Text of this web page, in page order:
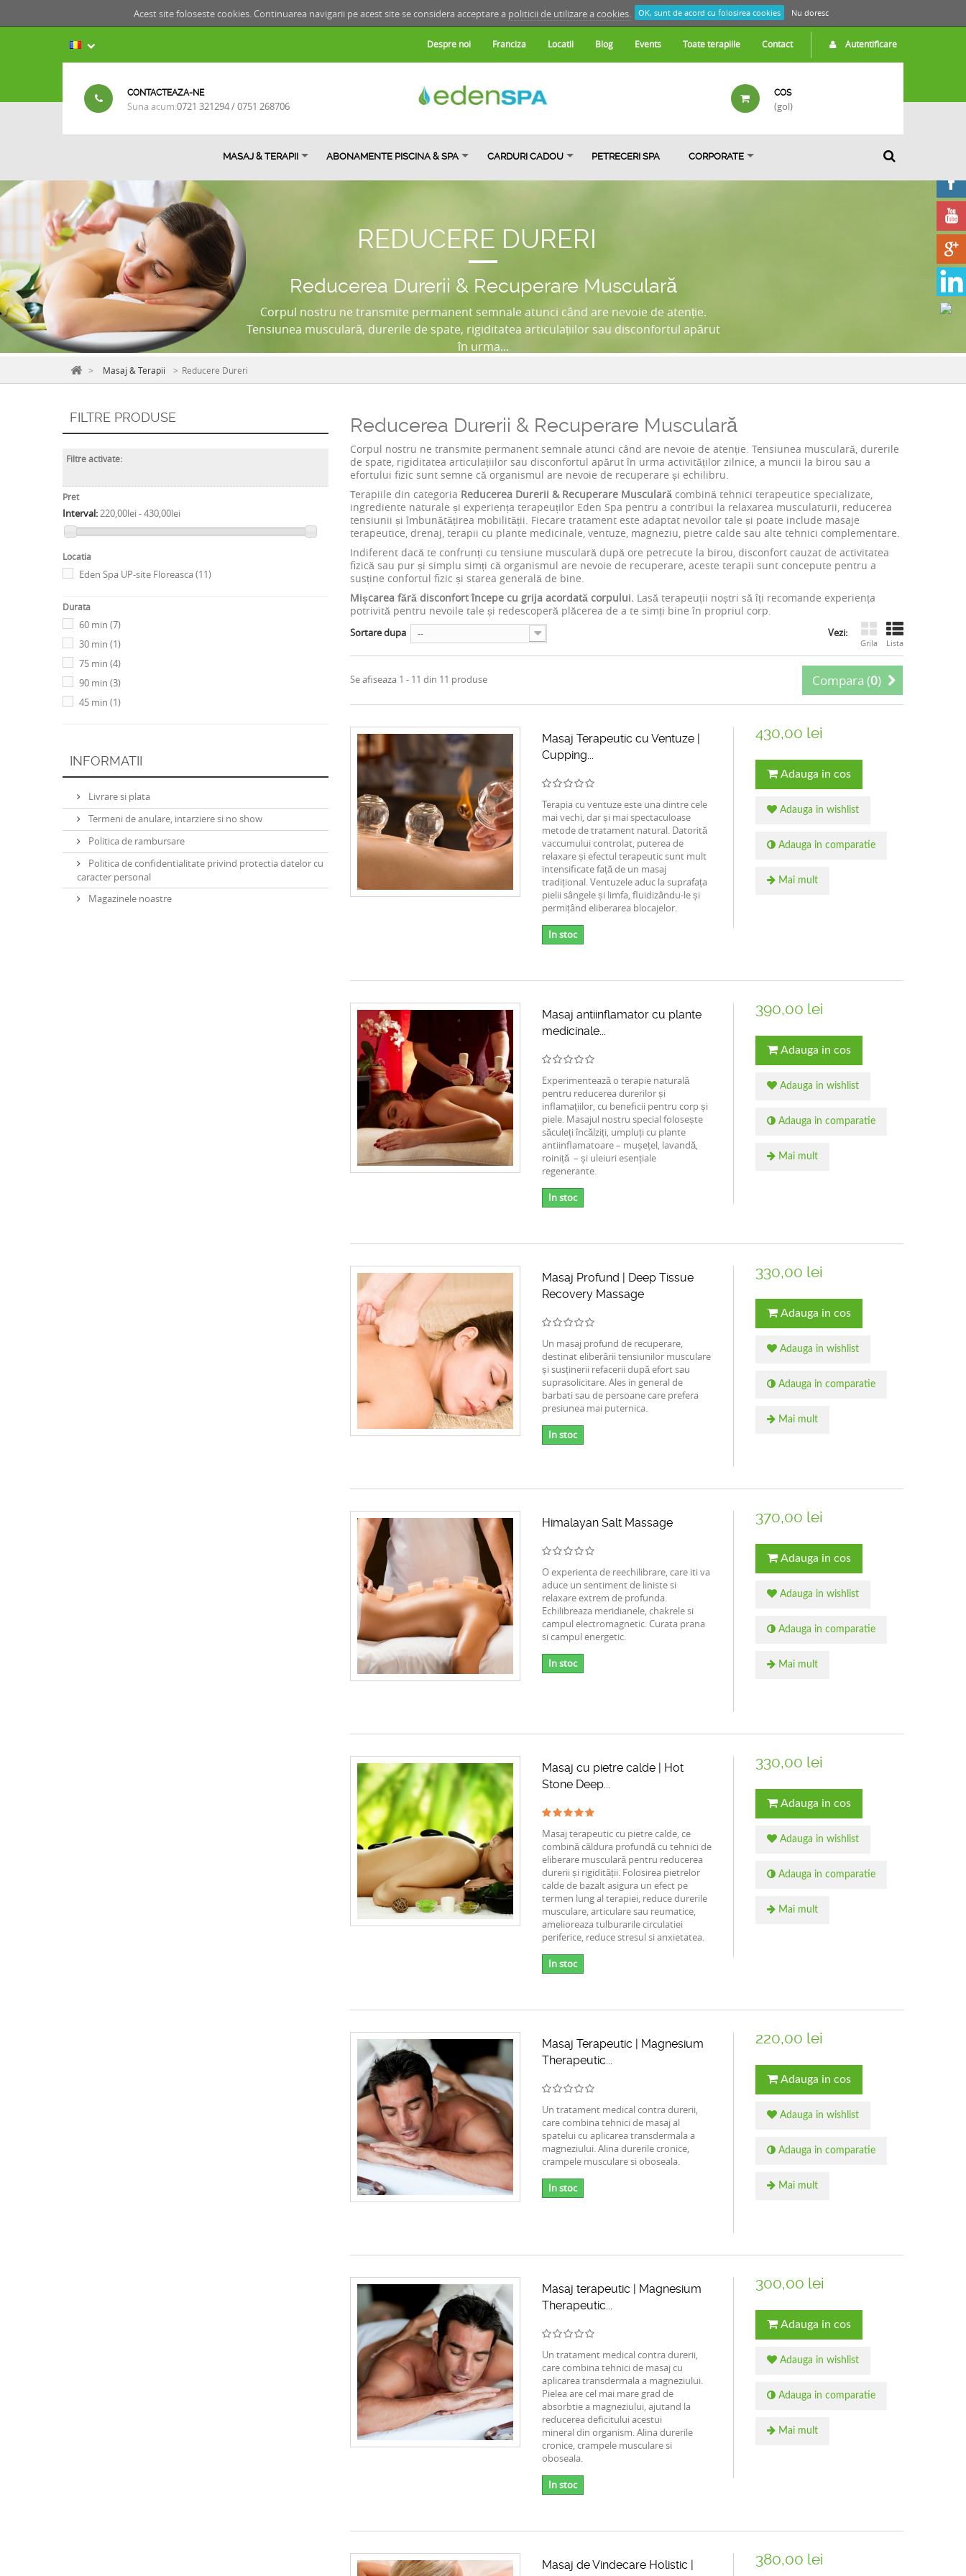
Acest site foloseste cookies. Continuarea navigarii pe acest site se considera acceptare a politicii de utilizare a cookies. OK, sunt de acord cu folosirea cookies Nu doresc
Autentificare
Despre noi Franciza Locatii Blog Events Toate terapiile Contact
CONTACTEAZA-NE
Suna acum:0721 321294 / 0751 268706
COS
(gol)
MASAJ & TERAPII ABONAMENTE PISCINA & SPA CARDURI CADOU PETRECERI SPA CORPORATE
REDUCERE DURERI
Reducerea Durerii & Recuperare Musculară
Corpul nostru ne transmite permanent semnale atunci când are nevoie de atenție.
Tensiunea musculară, durerile de spate, rigiditatea articulațiilor sau disconfortul apărut
în urma...
> Masaj & Terapii > Reducere Dureri
FILTRE PRODUSE
Filtre activate:
Pret
Interval:220,00lei - 430,00lei
Locatia
Eden Spa UP-site Floreasca(11)
Durata
60 min (7)
30 min (1)
75 min (4)
90 min (3)
45 min (1)
INFORMATII
Livrare si plata
Termeni de anulare, intarziere si no show
Politica de rambursare
Politica de confidentialitate privind protectia datelor cu
caracter personal
Magazinele noastre
Reducerea Durerii & Recuperare Musculară
Corpul nostru ne transmite permanent semnale atunci când are nevoie de atenție. Tensiunea musculară, durerile
de spate, rigiditatea articulațiilor sau disconfortul apărut în urma activităților zilnice, a muncii la birou sau a
efortului fizic sunt semne că organismul are nevoie de recuperare și echilibru.
Terapiile din categoria Reducerea Durerii & Recuperare Muscularăcombină tehnici terapeutice specializate,
ingrediente naturale și experiența terapeuților Eden Spa pentru a contribui la relaxarea musculaturii, reducerea
tensiunii și îmbunătățirea mobilității. Fiecare tratament este adaptat nevoilor tale și poate include masaje
terapeutice, drenaj, terapii cu plante medicinale, ventuze, magneziu, pietre calde sau alte tehnici complementare.
Indiferent dacă te confrunți cu tensiune musculară după ore petrecute la birou, disconfort cauzat de activitatea
fizică sau pur și simplu simți că organismul are nevoie de recuperare, aceste terapii sunt concepute pentru a
susține confortul fizic și starea generală de bine.
Mișcarea fără disconfort începe cu grija acordată corpului. Lasă terapeuții noștri să îți recomande experiența
potrivită pentru nevoile tale și redescoperă plăcerea de a te simți bine în propriul corp.
Vezi:
Grila Lista
Sortare dupa --
Compara (0)
Se afiseaza 1 - 11 din 11 produse
Masaj Terapeutic cu Ventuze |
Cupping...
Terapia cu ventuze este una dintre cele
mai vechi, dar și mai spectaculoase
metode de tratament natural. Datorită
vaccumului controlat, puterea de
relaxare și efectul terapeutic sunt mult
intensificate față de un masaj
tradițional. Ventuzele aduc la suprafața
pielii sângele și limfa, fluidizându-le și
permițând eliberarea blocajelor.
In stoc
430,00 lei
Adauga in cos
Adauga in wishlist
Adauga in comparatie
Mai mult
Masaj antiinflamator cu plante
medicinale...
Experimentează o terapie naturală
pentru reducerea durerilor și
inflamațiilor, cu beneficii pentru corp și
piele. Masajul nostru special folosește
săculeți încălziți, umpluți cu plante
antiinflamatoare – mușețel, lavandă,
roiniță – și uleiuri esențiale
regenerante.
In stoc
390,00 lei
Adauga in cos
Adauga in wishlist
Adauga in comparatie
Mai mult
Masaj Profund | Deep Tissue
Recovery Massage
Un masaj profund de recuperare,
destinat eliberării tensiunilor musculare
și susținerii refacerii după efort sau
suprasolicitare. Ales in general de
barbati sau de persoane care prefera
presiunea mai puternica.
In stoc
330,00 lei
Adauga in cos
Adauga in wishlist
Adauga in comparatie
Mai mult
Himalayan Salt Massage
O experienta de reechilibrare, care iti va
aduce un sentiment de liniste si
relaxare extrem de profunda.
Echilibreaza meridianele, chakrele si
campul electromagnetic. Curata prana
si campul energetic.
In stoc
370,00 lei
Adauga in cos
Adauga in wishlist
Adauga in comparatie
Mai mult
Masaj cu pietre calde | Hot
Stone Deep...
Masaj terapeutic cu pietre calde, ce
combină căldura profundă cu tehnici de
eliberare musculară pentru reducerea
durerii și rigidității. Folosirea pietrelor
calde de bazalt asigura un efect pe
termen lung al terapiei, reduce durerile
musculare, articulare sau reumatice,
amelioreaza tulburarile circulatiei
periferice, reduce stresul si anxietatea.
In stoc
330,00 lei
Adauga in cos
Adauga in wishlist
Adauga in comparatie
Mai mult
Masaj Terapeutic | Magnesium
Therapeutic...
Un tratament medical contra durerii,
care combina tehnici de masaj al
spatelui cu aplicarea transdermala a
magneziului. Alina durerile cronice,
crampele musculare si oboseala.
In stoc
220,00 lei
Adauga in cos
Adauga in wishlist
Adauga in comparatie
Mai mult
Masaj terapeutic | Magnesium
Therapeutic...
Un tratament medical contra durerii,
care combina tehnici de masaj cu
aplicarea transdermala a magneziului.
Pielea are cel mai mare grad de
absorbtie a magneziului, ajutand la
reducerea deficitului acestui
mineral din organism. Alina durerile
cronice, crampele musculare si
oboseala.
In stoc
300,00 lei
Adauga in cos
Adauga in wishlist
Adauga in comparatie
Mai mult
Masaj de Vindecare Holistic |
380,00 lei